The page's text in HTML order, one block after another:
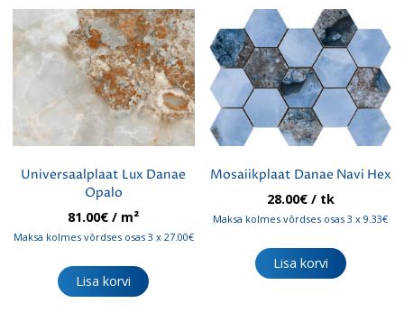
Universaalplaat Lux Danae
Opalo
81.00€ / m²
Maksa kolmes võrdses osas 3 x 27.00€
Lisa korvi
Mosaiikplaat Danae Navi Hex
28.00€/ tk
Maksa kolmes võrdses osas 3 x 9.33€
Lisa korvi